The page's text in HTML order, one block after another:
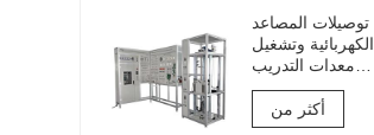
توصيلات المصاعد
الكهربائية وتشغيل
معدات التدريب
والتقييم
أكثر من